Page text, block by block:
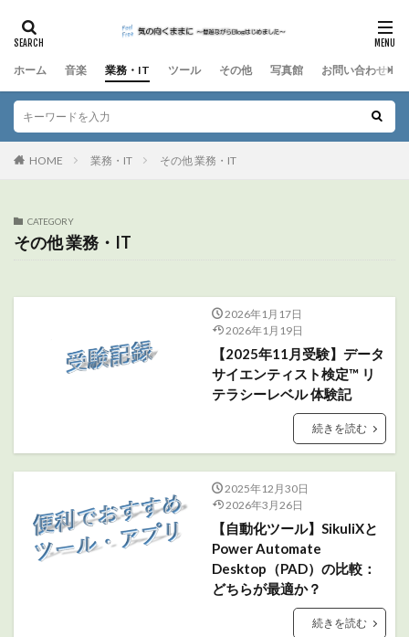
ホーム 音楽 業務・IT ツール その他 写真館 お問い合わせ
HOME 業務・IT その他 業務・IT
CATEGORY
その他 業務・IT
2026年1月17日
2026年1月19日
【2025年11月受験】データ
サイエンティスト検定™ リ
テラシーレベル 体験記
続きを読む
2025年12月30日
2026年3月26日
【自動化ツール】SikuliXと
Power Automate
Desktop（PAD）の比較：
どちらが最適か？
続きを読む